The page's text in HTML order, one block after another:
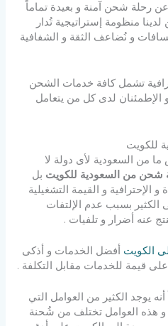
رحلة شحن آمنة و بعيدة تماماً
منظومة إستراتيجية تُدار
و نُضاعف الثقة و الشفافية
تشمل كافة خدمات الشحن
الإطمئنان لدى كل من يتعامل
للكويت
من السعودية لأى دولة لا
شحن من السعودية للكويت بل
و القيمة التشغيلية
الكثير بسبب عدم الإلتفات
عنه أضرار و تلفيات .
الكويت أفضل الخدمات و أذكى
قيمة للخدمات مقابل التكلفة .
يوجد الكثير من العوامل التي
هذه العوامل تختلف من شُحنة